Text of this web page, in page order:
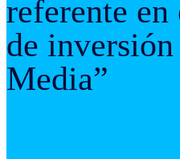
referente en
de
Media”